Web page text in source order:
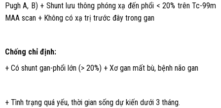
Pugh A, B) + Shunt lưu thông phóng xạ đến phổi < 20% trên Tc-99m
MAA scan + Không có xạ trị trước đây trong gan
Chống chỉ định:
+ Có shunt gan-phổi lớn (> 20%) + Xơ gan mất bù, bệnh não gan
+ Tình trạng quá yếu, thời gian sống dự kiến dưới 3 tháng.